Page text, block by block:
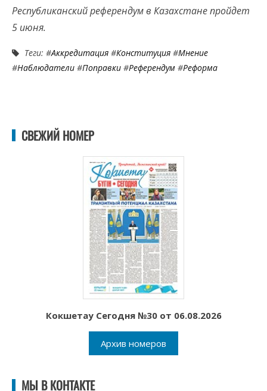
Республиканский референдум в Казахстане пройдет
5 июня.
Теги: #Аккредитация #Конституция #Мнение
#Наблюдатели #Поправки #Референдум #Реформа
СВЕЖИЙ НОМЕР
Кокшетау Сегодня №30 от 06.08.2026
Архив номеров
МЫ В КОНТАКТЕ